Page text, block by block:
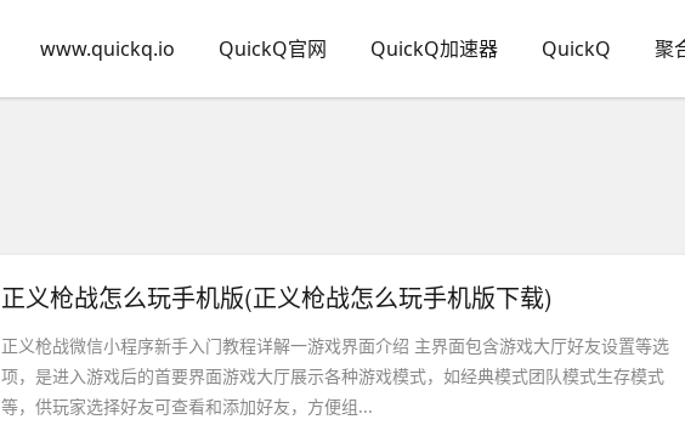
www.quickq.io QuickQ官网 QuickQ加速器 QuickQ 聚
正义枪战怎么玩手机版(正义枪战怎么玩手机版下载)
正义枪战微信小程序新手入门教程详解一游戏界面介绍 主界面包含游戏大厅好友设置等选
项，是进入游戏后的首要界面游戏大厅展示各种游戏模式，如经典模式团队模式生存模式
等，供玩家选择好友可查看和添加好友，方便组...